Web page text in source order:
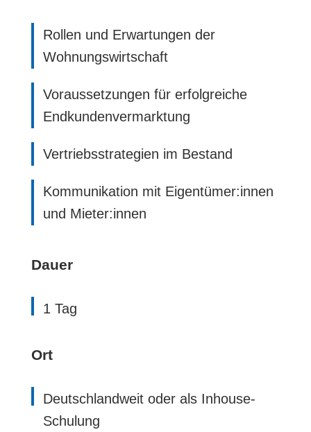
Rollen und Erwartungen der
Wohnungswirtschaft
Voraussetzungen für erfolgreiche
Endkundenvermarktung
Vertriebsstrategien im Bestand
Kommunikation mit Eigentümer:innen
und Mieter:innen
Dauer
1 Tag
Ort
Deutschlandweit oder als Inhouse-
Schulung